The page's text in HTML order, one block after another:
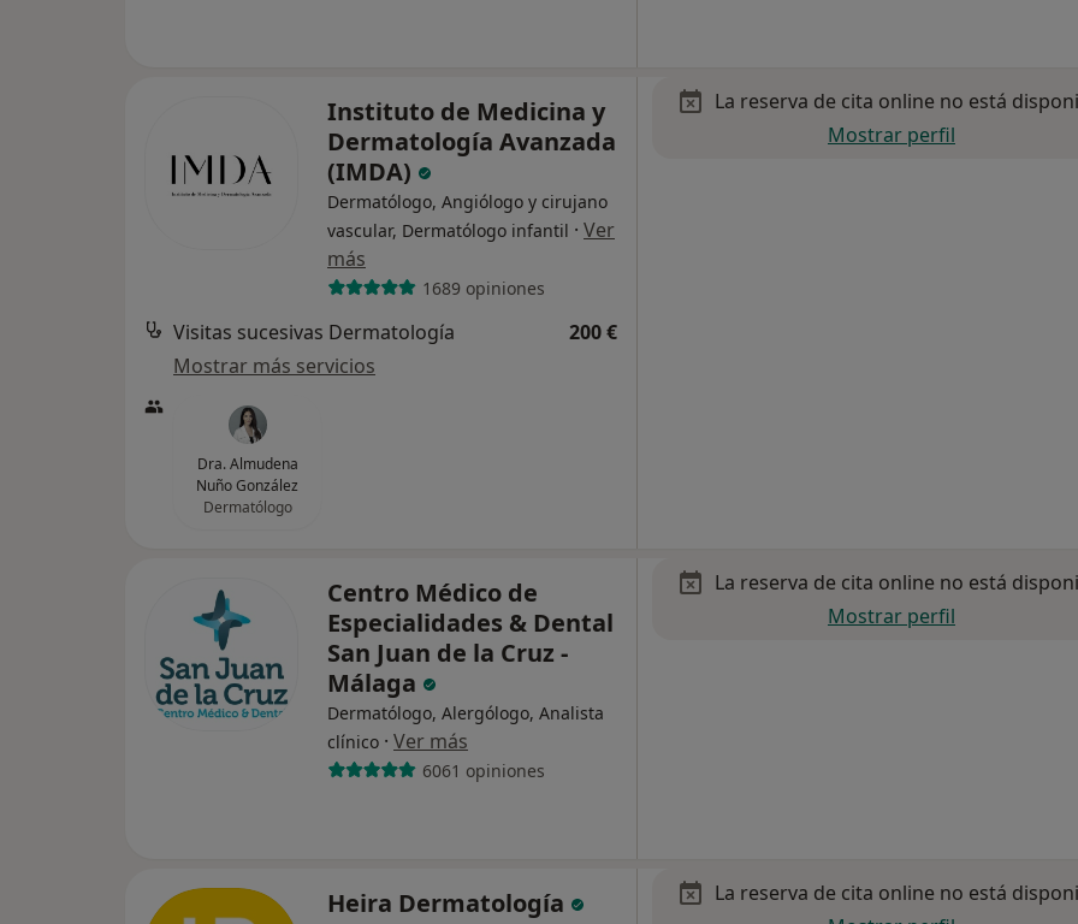
Instituto de Medicina y
Dermatología Avanzada
(IMDA)
Dermatólogo, Angiólogo y cirujano
vascular, Dermatólogo infantil · Ver
más
1689 opiniones
Visitas sucesivas Dermatología
200 €
Mostrar más servicios
Dra. Almudena
Nuño González
Dermatólogo
La reserva de cita online no está
Mostrar perfil
Centro Médico de
Especialidades & Dental
San Juan de la Cruz -
Málaga
Dermatólogo, Alergólogo, Analista
clínico · Ver más
6061 opiniones
La reserva de cita online no está
Mostrar perfil
Heira Dermatología
La reserva de cita online no está